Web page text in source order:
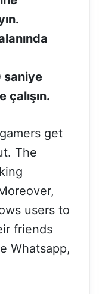
saniye
get
The
users to
friends
Whatsapp,